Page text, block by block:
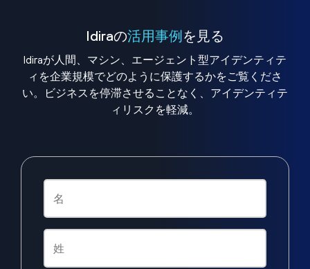
Idiraの活用事例を見る
Idiraが人間、マシン、エージェント型アイデンティテ
ィを企業規模でどのように保護するかをご覧くださ
い。ビジネスを停滞させることなく、アイデンティテ
ィリスクを軽減。